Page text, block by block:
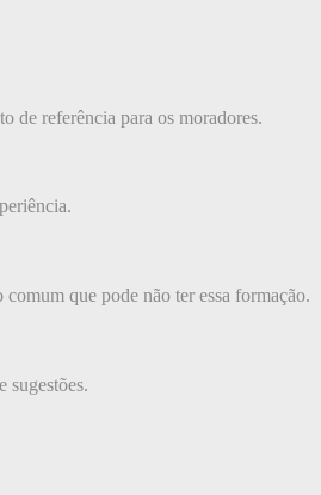
de referência para os moradores.
que pode não ter essa formação.
sugestões.